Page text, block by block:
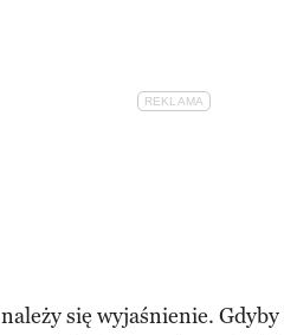
się wyjaśnienie. Gdyby